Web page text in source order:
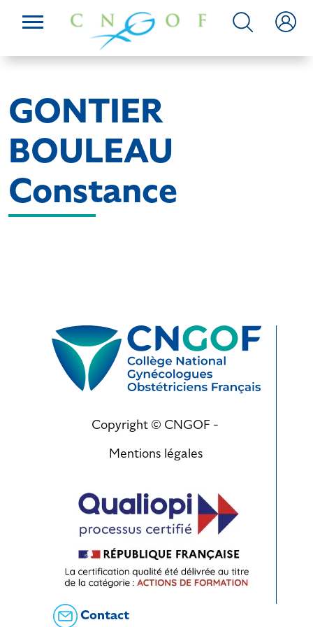
GONTIER
BOULEAU
Constance
Copyright © CNGOF -
Mentions légales
Contact